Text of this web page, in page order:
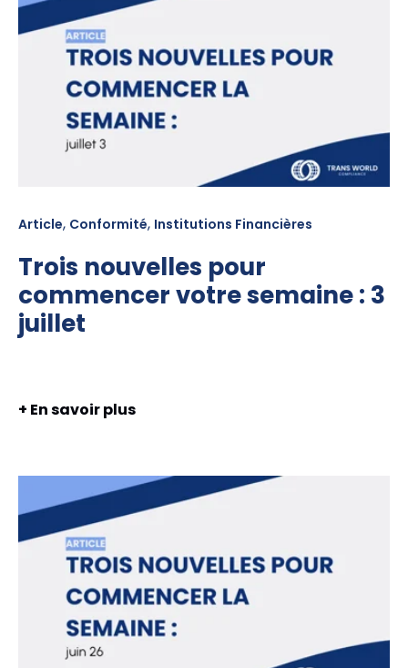
Article, Conformité, Institutions Financières
Trois nouvelles pour
commencer votre semaine : 3
juillet
+ En savoir plus